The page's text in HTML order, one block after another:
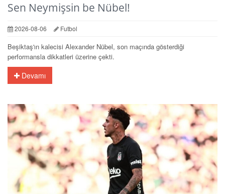
Sen Neymişsin be Nübel!
2026-08-06 Futbol
Beşiktaş'ın kalecisi Alexander Nübel, son maçında gösterdiği
performansla dikkatleri üzerine çekti.
Devamı